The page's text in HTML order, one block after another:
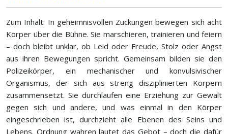
Zum Inhalt: In geheimnisvollen Zuckungen bewegen sich acht
Körper über die Bühne. Sie marschieren, trainieren und feiern
– doch bleibt unklar, ob Leid oder Freude, Stolz oder Angst
aus ihren Bewegungen spricht. Gemeinsam bilden sie den
Polizeikörper, ein mechanischer und konvulsivischer
Organismus, der sich aus streng disziplinierten Körpern
zusammensetzt. Sie durchlaufen eine Erziehung zur Gewalt
gegen sich und andere, und was einmal in den Körper
eingeschrieben ist, durchzieht alle Ebenen des Seins und
Lebens. Ordnung wahren lautet das Gebot – doch die dafür